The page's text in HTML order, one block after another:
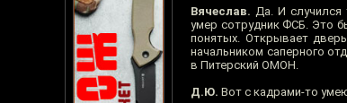
Вячеслав. Да. И случился
умер сотрудник ФСБ. Это
понятых. Открывает
начальником саперного
в Питерский ОМОН.
Д.Ю. Вот с кадрами-то